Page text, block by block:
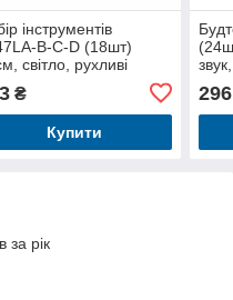
інструментів
B-C-D (18шт)
світло, рухливі
4вида, на бат-ці, в
ці, 25-21,5-8,5см
₴
Купити
296
за рік